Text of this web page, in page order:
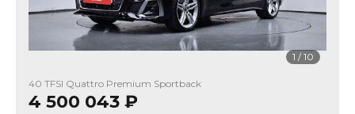
1 /10
40 TFSI Quattro Premium Sportback
4 500 043 ₽